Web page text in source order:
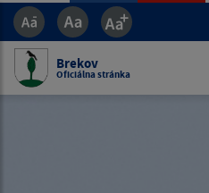
Brekov
Oficiálna stránka